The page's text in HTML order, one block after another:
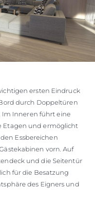
ersten Eindruck
durch Doppeltüren
Im Inneren führt eine
Etagen und ermöglicht
Essbereichen
vorn. Auf
und die Seitentür
für die Besatzung
des Eigners und